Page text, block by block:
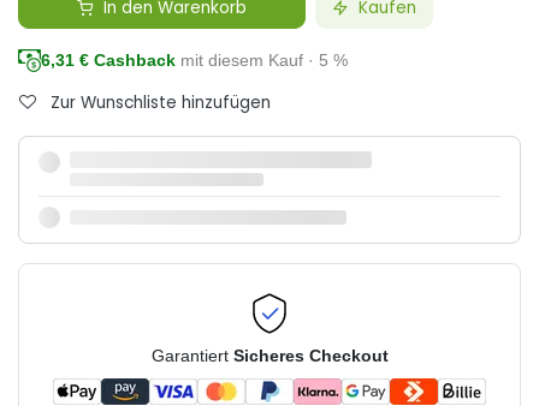
In den Warenkorb Kaufen
6,31 € Cashback mit diesem Kauf · 5 %
Zur Wunschliste hinzufügen
Garantiert Sicheres Checkout